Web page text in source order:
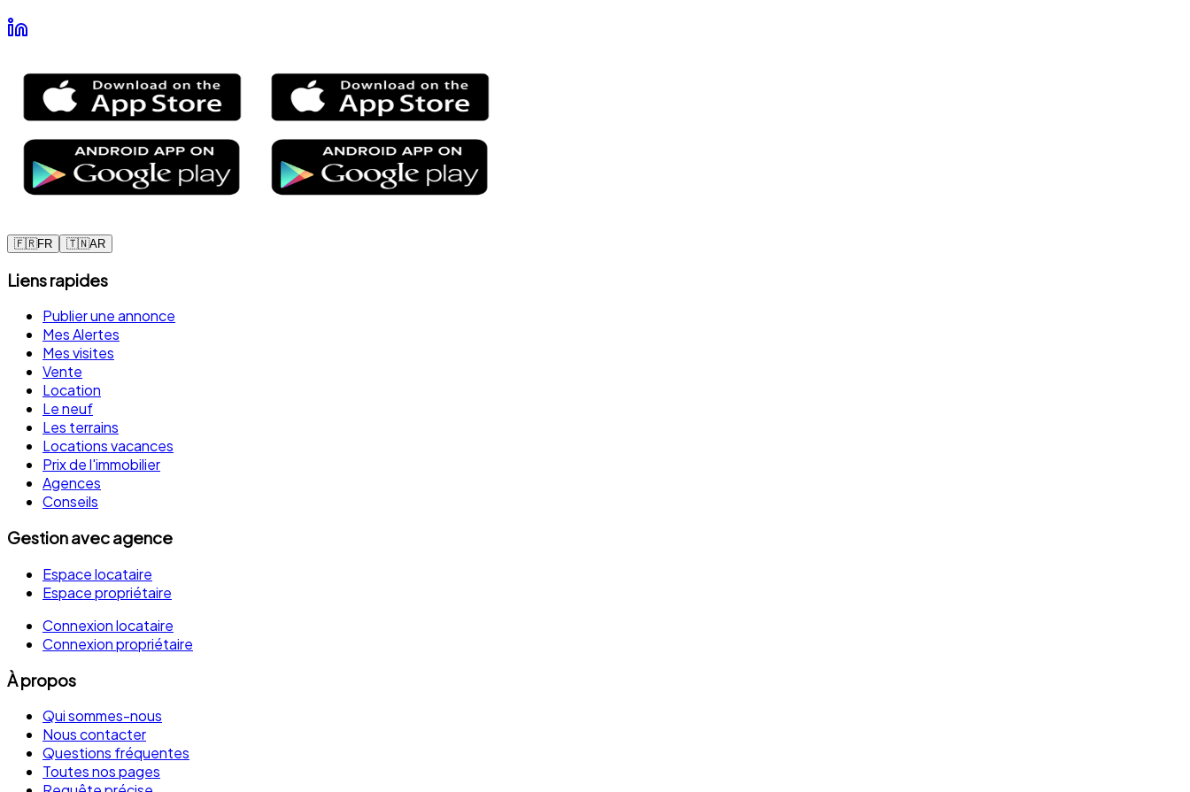
🇫🇷FR 🇹🇳AR
Liens rapides
Publier une annonce
Mes Alertes
Mes visites
Vente
Location
Le neuf
Les terrains
Locations vacances
Prix de l'immobilier
Agences
Conseils
Gestion avec agence
Espace locataire
Espace propriétaire
Connexion locataire
Connexion propriétaire
À propos
Qui sommes-nous
Nous contacter
Questions fréquentes
Toutes nos pages